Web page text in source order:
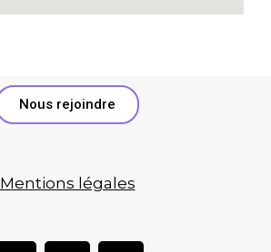
Nous rejoindre
Mentions légales